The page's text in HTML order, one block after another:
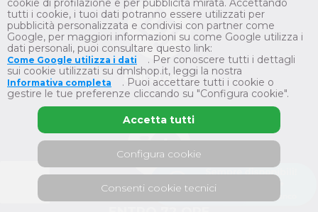
CHI SIAMO
SPEDIZIONE
cookie di profilazione e per pubblicità mirata. Accettando
tutti i cookie, i tuoi dati potranno essere utilizzati per
pubblicità personalizzata e condivisi con partner come
Google, per maggiori informazioni su come Google utilizza i
dati personali, puoi consultare questo link:
Come Google utilizza i dati
. Per conoscere tutti i dettagli
sui cookie utilizzati su dmlshop.it, leggi la nostra
Informativa completa
. Puoi accettare tutti i cookie o
gestire le tue preferenze cliccando su "Configura cookie".
Consenti cookie tecnici
Configura cookie
Accetta tutti